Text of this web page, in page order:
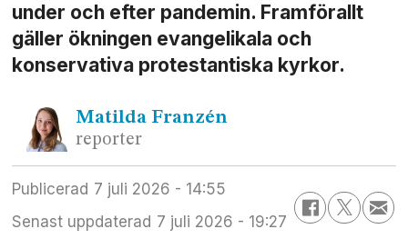
under och efter pandemin. Framförallt
gäller ökningen evangelikala och
konservativa protestantiska kyrkor.
Matilda Franzén
reporter
Publicerad
7 juli 2026 - 14:55
Senast uppdaterad
7 juli 2026 - 19:27